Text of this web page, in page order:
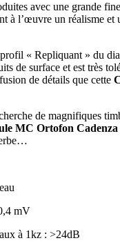
avec une grande
à l’œuvre un réalisme et
« Repliquant » du
de surface et est très
de détails que cette
de magnifiques
MC Ortofon
mV
à 1kz : >24dB